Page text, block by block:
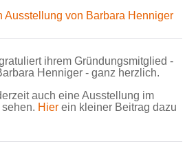
Ausstellung von Barbara Henniger
ihrem Gründungsmitglied -
Henniger - ganz herzlich.
auch eine Ausstellung im
Hier ein kleiner Beitrag dazu